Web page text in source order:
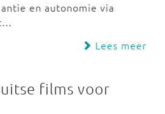
en autonomie via
Lees meer
films voor